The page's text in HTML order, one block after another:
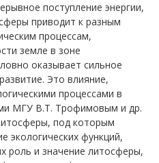
поступление энергии,
приводит к разным
процессам,
земле в зоне
оказывает сильное
Это влияние,
процессами в
МГУ В.Т. Трофимовым и др.
под которым
экологических функций,
и значение литосферы,